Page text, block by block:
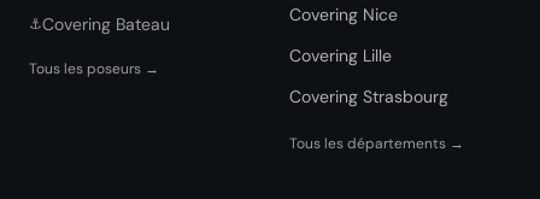
⚓Covering Bateau
Tous les poseurs →
Covering Nice
Covering Lille
Covering Strasbourg
Tous les départements →